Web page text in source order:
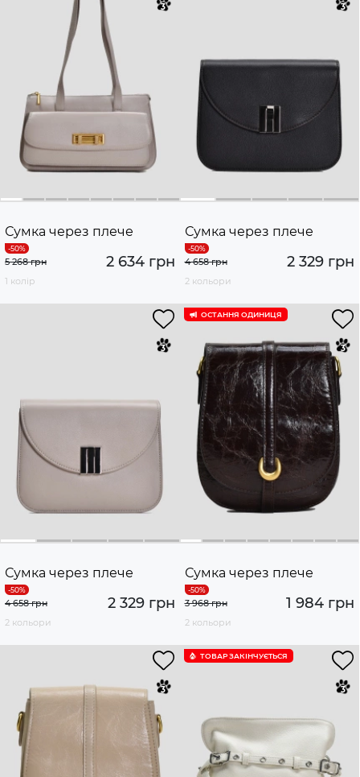
Сумка через плече
2 634 грн
5 268 грн
1 колір
Сумка через плече
2 329 грн
4 658 грн
2 кольори
Сумка через плече
2 329 грн
4 658 грн
2 кольори
ОСТАННЯ ОДИНИЦЯ
Сумка через плече
1 984 грн
3 968 грн
2 кольори
ТОВАР ЗАКІНЧУЄTЬСЯ